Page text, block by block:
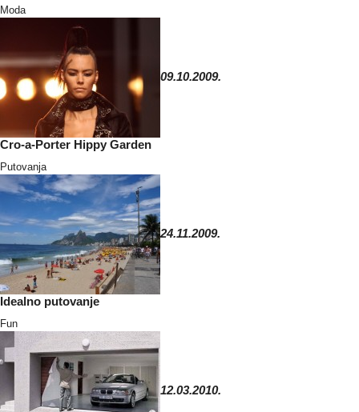
Moda
09.10.2009.
Cro-a-Porter Hippy Garden
Putovanja
24.11.2009.
Idealno putovanje
Fun
12.03.2010.